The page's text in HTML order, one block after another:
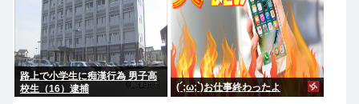
路上で小学生に痴漢行為 男子高
校生（16）逮捕
(´;ω;`)お仕事終わったよ